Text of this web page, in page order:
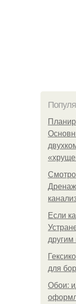
Если
для
Обои: